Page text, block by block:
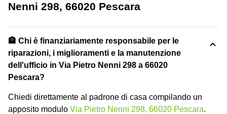
Nenni 298, 66020 Pescara
🏦 Chi è finanziariamente responsabile per le
riparazioni, i miglioramenti e la manutenzione
dell'ufficio in Via Pietro Nenni 298 a 66020
Pescara?
Chiedi direttamente al padrone di casa compilando un
apposito modulo Via Pietro Nenni 298, 66020 Pescara.